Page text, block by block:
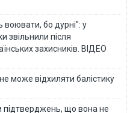
бо дурні": у
звільнили після
захисників. ВІДЕО
може відхиляти балістику
підтверджень, що вона не